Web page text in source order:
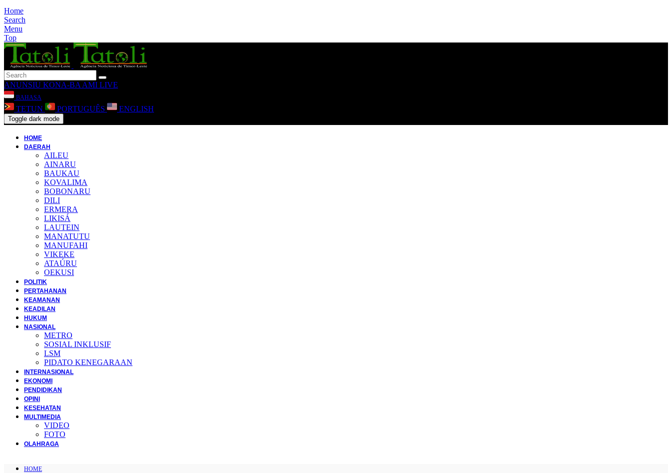
Home
Search
Menu
Top
ANUNSIU KONA-BA AMI LIVE
BAHASA
TETUN PORTUGUÊS ENGLISH
Toggle dark mode
HOME
DAERAH
AILEU
AINARU
BAUKAU
KOVALIMA
BOBONARU
DILI
ERMERA
LIKISÁ
LAUTEIN
MANATUTU
MANUFAHI
VIKEKE
ATAÚRU
OEKUSI
POLITIK
PERTAHANAN
KEAMANAN
KEADILAN
HUKUM
NASIONAL
METRO
SOSIAL INKLUSIF
LSM
PIDATO KENEGARAAN
INTERNASIONAL
EKONOMI
PENDIDIKAN
OPINI
KESEHATAN
MULTIMEDIA
VIDEO
FOTO
OLAHRAGA
HOME